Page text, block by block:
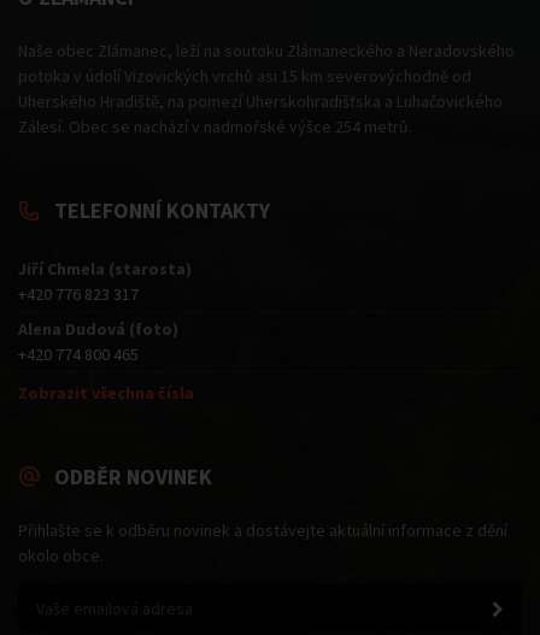
Naše obec Zlámanec, leží na soutoku Zlámaneckého a Neradovského
potoka v údolí Vizovických vrchů asi 15 km severovýchodně od
Uherského Hradiště, na pomezí Uherskohradišťska a Luhačovického
Zálesí. Obec se nachází v nadmořské výšce 254 metrů.
TELEFONNÍ KONTAKTY
Jiří Chmela (starosta)
+420 776 823 317
Alena Dudová (foto)
+420 774 800 465
Zobrazit všechna čísla
ODBĚR NOVINEK
Přihlašte se k odběru novinek a dostávejte aktuální informace z dění
okolo obce.